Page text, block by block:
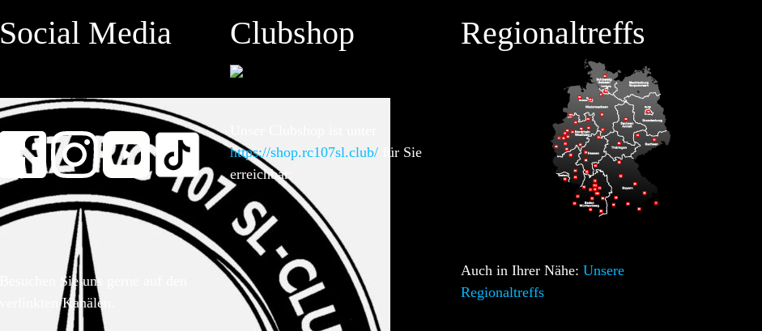
Social Media
Besuchen Sie uns gerne auf den
verlinkten Kanälen.
Clubshop
https://shop.rc107sl.club/ für Sie
erreichbar.
Regionaltreffs
Auch in Ihrer Nähe: Unsere
Regionaltreffs